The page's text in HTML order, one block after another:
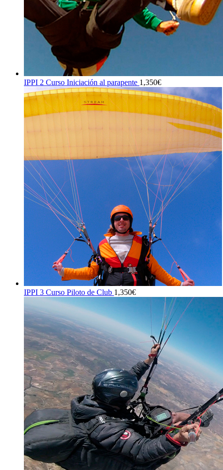
IPPI 2 Curso Iniciación al parapente 1,350€
IPPI 3 Curso Piloto de Club 1,350€